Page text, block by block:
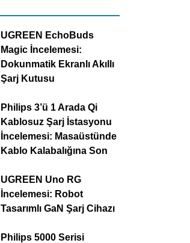
UGREEN EchoBuds
Magic İncelemesi:
Dokunmatik Ekranlı Akıllı
Şarj Kutusu
Philips 3’ü 1 Arada Qi
Kablosuz Şarj İstasyonu
İncelemesi: Masaüstünde
Kablo Kalabalığına Son
UGREEN Uno RG
İncelemesi: Robot
Tasarımlı GaN Şarj Cihazı
Philips 5000 Serisi